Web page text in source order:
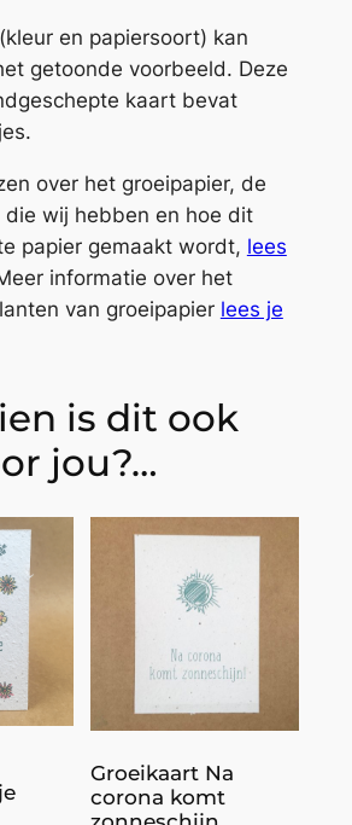
en papiersoort) kan
getoonde voorbeeld. Deze
kaart bevat
over het groeipapier, de
die wij hebben en hoe dit
papier gemaakt wordt, lees
informatie over het
van groeipapier lees je
is dit ook
jou?…
Groeikaart Na
corona komt